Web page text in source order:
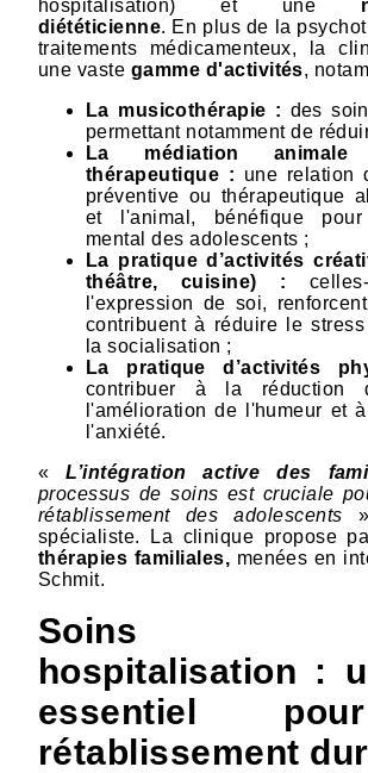
hospitalisation) et une
diététicienne. En plus de la
traitements médicamenteux, la
une vaste gamme d'activités,
La musicothérapie : des
permettant notamment de
La médiation
thérapeutique : une relation
préventive ou thérapeutique
et l'animal, bénéfique
mental des adolescents ;
La pratique d’activités
théâtre, cuisine) :
l'expression de soi,
contribuent à réduire le
la socialisation ;
La pratique d’activités
contribuer à la réduction
l'amélioration de l'humeur et
l'anxiété.
«L’intégration active des
processus de soins est cruciale
rétablissement des adolescents
spécialiste. La clinique propose
thérapies familiales, menées en
Schmit.
Soins
hospitalisation :
essentiel
rétablissement